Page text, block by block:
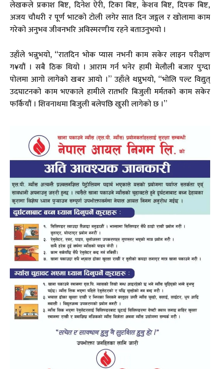
लेखकले प्रकाश बिष्ट, दिनेश ऐरी, टिका बिष्ट, केशव बिष्ट, दिपक बिष्ट,
अजय चौधरी र पूर्ण भाटको टोली लगेर सात दिन जङ्गल र खोलामा काम
गरेको अनुभव जीवनभरि अविस्मरणीय रहने बताउनुभयो ।
उहाँले भन्नुभयो, “रातदिन भोक प्यास नभनी काम सकेर लाइन परीक्षण
ग¥यौं । सबै ठिक थियो । आराम गर्न भनेर हामी मेलौली बजार पुग्दा
पोलमा आगो लागेको खबर आयो ।” उहाँले थप्नुभयो, “भोलि पल्ट विद्युत्
उदघाटनको काम भएकाले हामीले रातभरि बिजुली मर्मतको काम सकेर
फर्कियौं । शिवनाथमा बिजुली बलेपछि खुसी लागेको छ ।”